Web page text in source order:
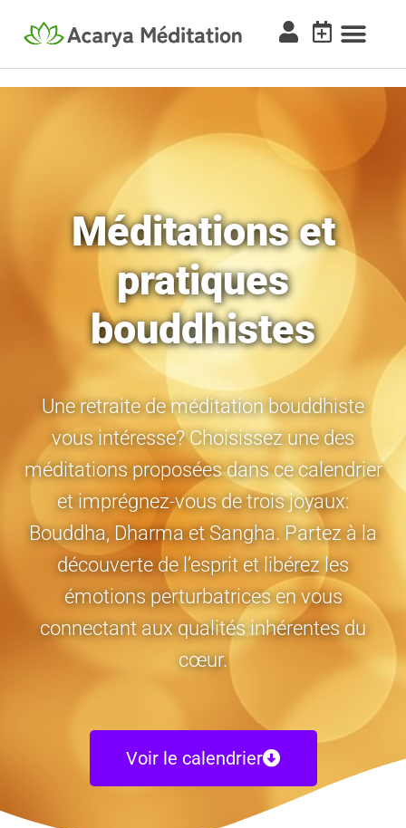
Méditations et
pratiques
bouddhistes
Une retraite de méditation bouddhiste
vous intéresse? Choisissez une des
méditations proposées dans ce calendrier
et imprégnez-vous de trois joyaux:
Bouddha, Dharma et Sangha. Partez à la
découverte de l’esprit et libérez les
émotions perturbatrices en vous
connectant aux qualités inhérentes du
cœur.
Voir le calendrier